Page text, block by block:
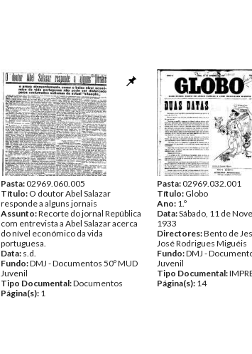
Pasta:02969.060.005
Título: O doutor Abel Salazar
responde a alguns jornais
Assunto:Recorte do jornal República
com entrevista a Abel Salazar acerca
do nível económico da vida
portuguesa.
Data: s.d.
Fundo:DMJ - Documentos 50º MUD
Juvenil
Tipo Documental:Documentos
Página(s): 1
Pasta:02969.032.001
Título: Globo
Ano: 1.º
Data:Sábado, 11 de
1933
Directores:Bento de
José Rodrigues Miguéis
Fundo:DMJ -
Juvenil
Tipo Documental:
Página(s): 14